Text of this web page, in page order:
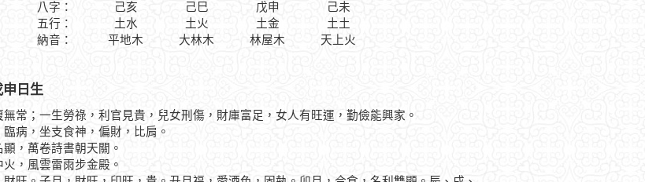
八字：
己亥 己巳 戊申
己未
五行：
納音：
土水
平地木
土火
大林木
土金
林屋木
土土
天上火
申日生
常；一生勞祿，利官見貴，兒女刑傷，財庫富足，女人有旺運，勤儉能興家。
，坐支食神，偏財，比肩。
，萬卷詩書朝天關。
，風雲雷雨步金殿。